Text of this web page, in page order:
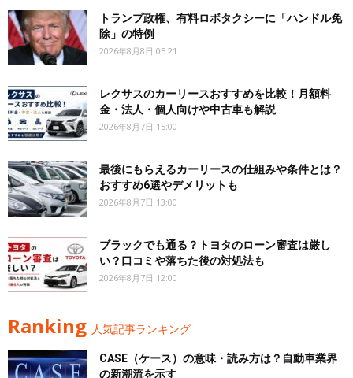
トランプ政権、有料ロボタクシーに「ハンドル免
除」の特例
2026年8月8日 05:21
レクサスのカーリースおすすめを比較！月額料
金・法人・個人向けや中古車も解説
2026年8月7日 15:00
最後にもらえるカーリースの仕組みや条件とは？
おすすめ6選やデメリットも
2026年8月7日 13:00
ブラックでも通る？トヨタのローン審査は厳し
い？口コミや落ちた後の対処法も
2026年8月7日 12:00
Ranking 人気記事ランキング
CASE（ケース）の意味・読み方は？自動車業界
の新潮流を示す